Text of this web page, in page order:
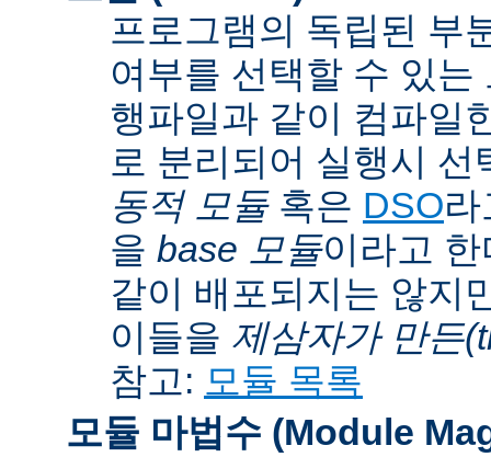
프로그램의 독립된 부
여부를 선택할 수 있
행파일과 같이 컴파일
로 분리되어 실행시
동적 모듈혹은 DSO
을 base 모듈이라고
같이 배포되지는 않지
이들을 제삼자가 만든
참고: 모듈 목록
모듈 마법수 (Module